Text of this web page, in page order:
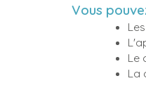
Vous
Le
La